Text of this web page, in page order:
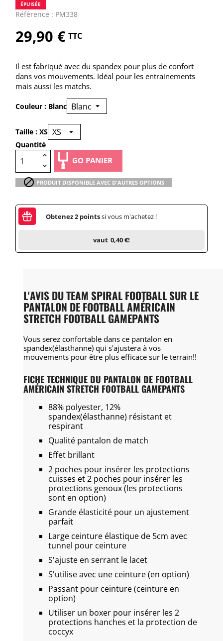
Référence : PM338
ÉPUISÉE
29,90 € TTC
Il est fabriqué avec du spandex pour plus de confort
dans vos mouvements. Idéal pour les entrainements
mais aussi les matchs.
Couleur : Blanc
Taille : XS
Quantité
GO PANIER
 PRODUIT DISPONIBLE AVEC D'AUTRES OPTIONS
Obtenez2 pointssi vous m'achetez !
vaut 0,40 €!
L'AVIS DU TEAM SPIRAL FOOTBALL SUR LE
PANTALON DE FOOTBALL AMÉRICAIN
STRETCH FOOTBALL GAMEPANTS
Vous serez confortable dans ce pantalon en
spandex(élasthanne) qui s'ajustera à vos
mouvements pour être plus efficace sur le terrain!!
FICHE TECHNIQUE DU PANTALON DE FOOTBALL
AMÉRICAIN STRETCH FOOTBALL GAMEPANTS
88% polyester, 12%
spandex(élasthanne) résistant et
respirant
Qualité pantalon de match
Effet brillant
2 poches pour insérer les protections
cuisses et 2 poches pour insérer les
protections genoux (les protections
sont en option)
Grande élasticité pour un ajustement
parfait
Large ceinture élastique de 5cm avec
tunnel pour ceinture
S'ajuste en serrant le lacet
S'utilise avec une ceinture (en option)
Passant pour ceinture (ceinture en
option)
Utiliser un boxer pour insérer les 2
protections hanches et la protection de
coccyx